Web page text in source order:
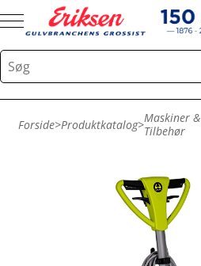
Forside>Produktkatalog>Maskiner &
Tilbehør